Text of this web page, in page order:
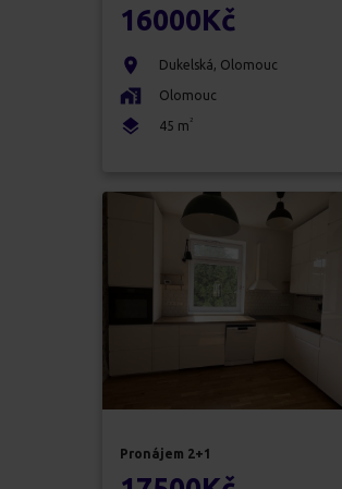
16000Kč
Dukelská, Olomouc
Olomouc
45 m 2
Pronájem 2+1